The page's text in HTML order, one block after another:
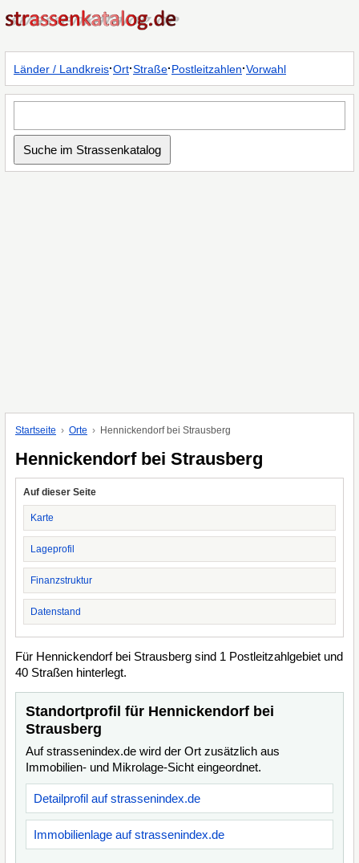
Länder / Landkreis·Ort·Straße·Postleitzahlen·Vorwahl
Startseite Orte Hennickendorf bei Strausberg
Hennickendorf bei Strausberg
Auf dieser Seite
Karte
Lageprofil
Finanzstruktur
Datenstand
Für Hennickendorf bei Strausberg sind 1 Postleitzahlgebiet und
40 Straßen hinterlegt.
Standortprofil für Hennickendorf bei
Strausberg
Auf strassenindex.de wird der Ort zusätzlich aus
Immobilien- und Mikrolage-Sicht eingeordnet.
Detailprofil auf strassenindex.de
Immobilienlage auf strassenindex.de